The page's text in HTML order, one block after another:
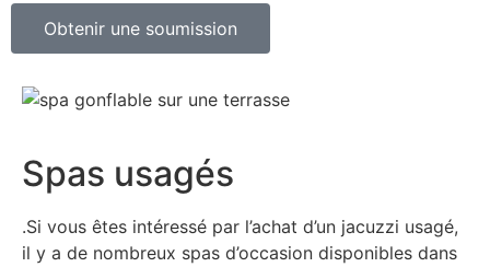
Obtenir une soumission
Spas usagés
.Si vous êtes intéressé par l’achat d’un jacuzzi usagé,
il y a de nombreux spas d’occasion disponibles dans